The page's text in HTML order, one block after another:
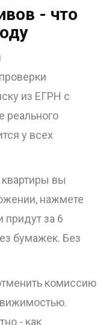
- что
из ЕГРН с
реального
у всех
квартиры вы
нажмете
придут за 6
бумажек. Без
комиссию
- как